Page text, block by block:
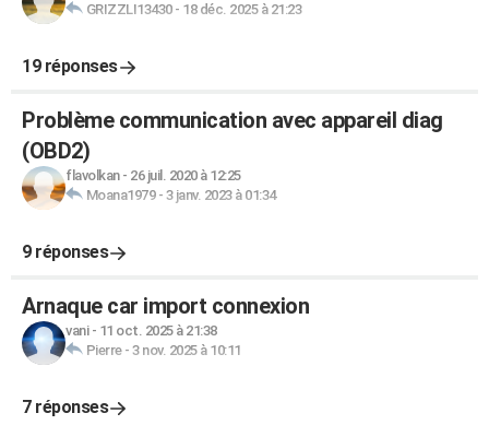
GRIZZLI13430- 18 déc. 2025 à 21:23
19 réponses
Problème communication avec appareil diag
(OBD2)
flavolkan- 26 juil. 2020 à 12:25
Moana1979- 3 janv. 2023 à 01:34
9 réponses
Arnaque car import connexion
vani- 11 oct. 2025 à 21:38
Pierre- 3 nov. 2025 à 10:11
7 réponses